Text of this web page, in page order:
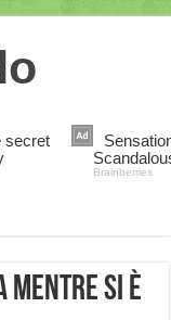
mentre si è